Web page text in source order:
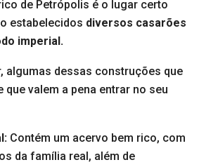
de Petrópolis é o lugar certo
estabelecidos diversos casarões
imperial.
algumas dessas construções que
que valem a pena entrar no seu
Contém um acervo bem rico, com
da família real, além de